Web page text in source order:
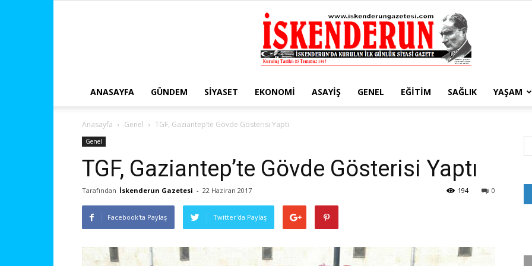
ANASAYFA GÜNDEM SIYASET EKONOMI ASAYIŞ GENEL EĞITIM SAĞLIK YAŞAM
Anasayfa Genel TGF, Gaziantep’te Gövde Gösterisi Yaptı
Genel
TGF, Gaziantep’te Gövde Gösterisi Yaptı
Tarafından İskenderun Gazetesi - 22 Haziran 2017 0
194
Facebook'ta Paylaş Twitter'da Paylaş